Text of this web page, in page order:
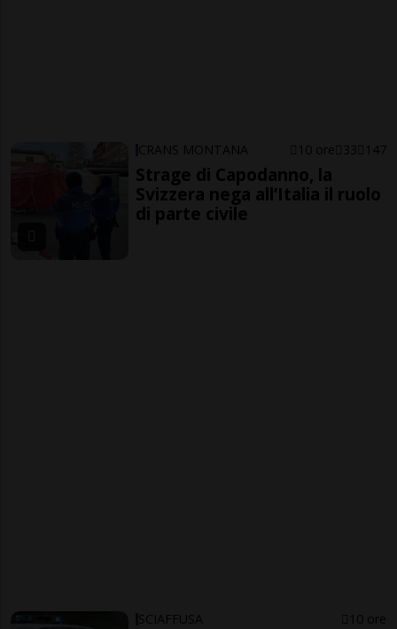
CRANS MONTANA 10 ore 33 147
Strage di Capodanno, la
Svizzera nega all’Italia il ruolo
di parte civile
SCIAFFUSA 10 ore